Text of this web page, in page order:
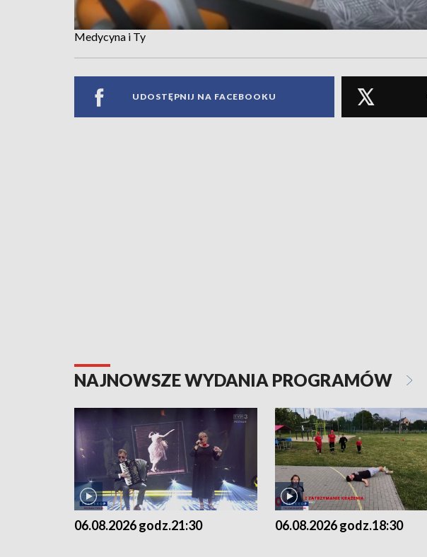
Medycyna i Ty
UDOSTĘPNIJ NA FACEBOOKU
NAJNOWSZE WYDANIA PROGRAMÓW
06.08.2026 godz.21:30 06.08.2026 godz.18:30